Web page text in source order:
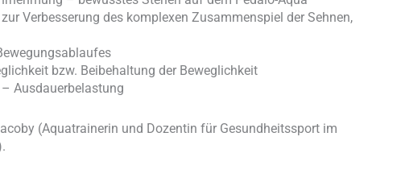
Verbesserung des komplexen Zusammenspiel der Sehnen,
bzw. Beibehaltung der Beweglichkeit
Ausdauerbelastung
(Aquatrainerin und Dozentin für Gesundheitssport im